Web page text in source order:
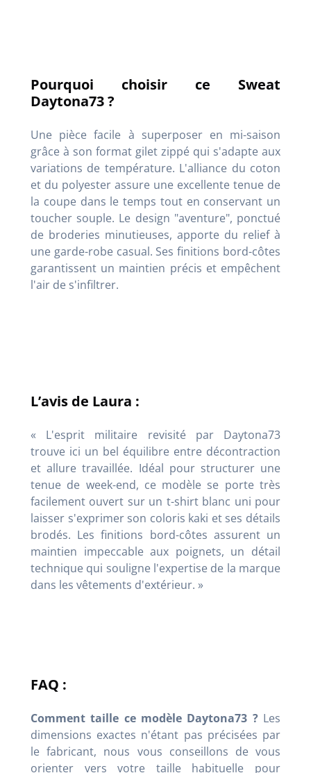
Pourquoi choisir ce Sweat
Daytona73 ?
Une pièce facile à superposer en mi-saison
grâce à son format gilet zippé qui s'adapte aux
variations de température. L'alliance du coton
et du polyester assure une excellente tenue de
la coupe dans le temps tout en conservant un
toucher souple. Le design "aventure", ponctué
de broderies minutieuses, apporte du relief à
une garde-robe casual. Ses finitions bord-côtes
garantissent un maintien précis et empêchent
l'air de s'infiltrer.
L’avis de Laura :
« L'esprit militaire revisité par Daytona73
trouve ici un bel équilibre entre décontraction
et allure travaillée. Idéal pour structurer une
tenue de week-end, ce modèle se porte très
facilement ouvert sur un t-shirt blanc uni pour
laisser s'exprimer son coloris kaki et ses détails
brodés. Les finitions bord-côtes assurent un
maintien impeccable aux poignets, un détail
technique qui souligne l'expertise de la marque
dans les vêtements d'extérieur. »
FAQ :
Comment taille ce modèle Daytona73 ?Les
dimensions exactes n'étant pas précisées par
le fabricant, nous vous conseillons de vous
orienter vers votre taille habituelle pour